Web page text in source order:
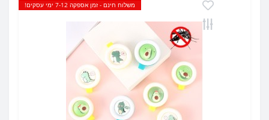
משלוח חינם - זמן אספקה 7-12 ימי עסקים!